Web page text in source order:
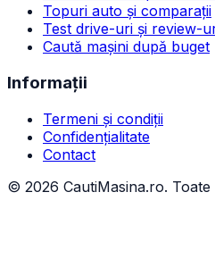
Topuri auto și comparații
Test drive-uri și review-
Caută mașini după buget
Informații
Termeni și condiții
Confidențialitate
Contact
© 2026 CautiMasina.ro.